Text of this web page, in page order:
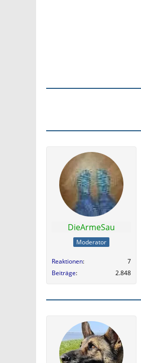
DieArmeSau
Moderator
Reaktionen
7
Beiträge
2.848